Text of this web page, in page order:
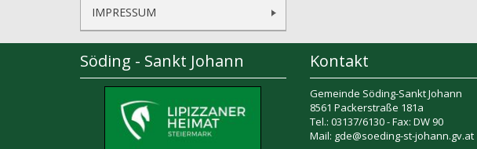
IMPRESSUM
Söding - Sankt Johann Kontakt
Gemeinde Söding-Sankt Johann
8561 Packerstraße 181a
Tel.: 03137/6130 - Fax: DW 90
Mail: gde@soeding-st-johann.gv.at